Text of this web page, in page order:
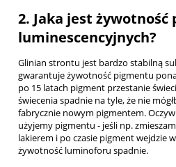
2. Jaka jest
luminescencyjnych?
Glinian strontu jest bardzo stabilną
gwarantuje żywotność pigmentu
po 15 latach pigment przestanie
świecenia spadnie na tyle, że nie
fabrycznie nowym pigmentem.
użyjemy pigmentu - jeśli np.
lakierem i po czasie pigment wejdzie
żywotność luminoforu spadnie.